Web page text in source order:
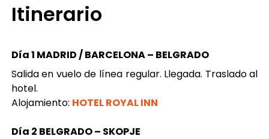
Itinerario
Día 1 MADRID / BARCELONA – BELGRADO
Salida en vuelo de línea regular. Llegada. Traslado al
hotel.
Alojamiento: HOTEL ROYAL INN
Día 2 BELGRADO – SKOPJE